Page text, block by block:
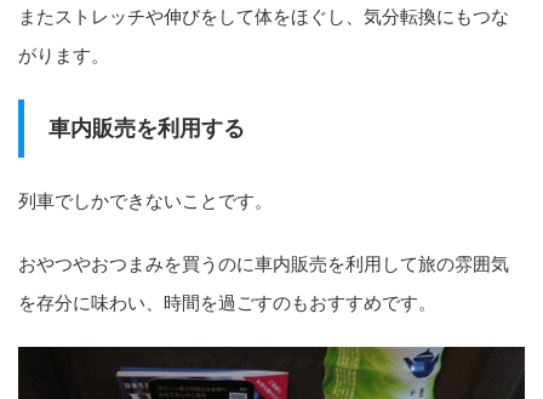
またストレッチや伸びをして体をほぐし、気分転換にもつな
がります。
車内販売を利用する
列車でしかできないことです。
おやつやおつまみを買うのに車内販売を利用して旅の雰囲気
を存分に味わい、時間を過ごすのもおすすめです。